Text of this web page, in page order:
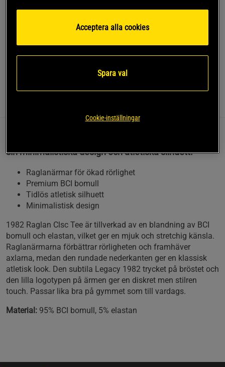
SKU #121181080509R | EAN 7332576239502
sin minimalistiska design och atletiska silhuett.
Raglanärmar för ökad rörlighet
Premium BCI bomull
Tidlös atletisk silhuett
Minimalistisk design
1982 Raglan Clsc Tee är tillverkad av en blandning av BCI
bomull och elastan, vilket ger en mjuk och stretchig känsla.
Raglanärmarna förbättrar rörligheten och framhäver
axlarna, medan den rundade nederkanten ger en klassisk
atletisk look. Den subtila Legacy 1982 trycket på bröstet och
den lilla logotypen på ärmen ger en diskret men stilren
touch. Passar lika bra på gymmet som till vardags.
Material: 95% BCI bomull, 5% elastan
Acceptera alla cookies
Spara val
Cookie-inställningar